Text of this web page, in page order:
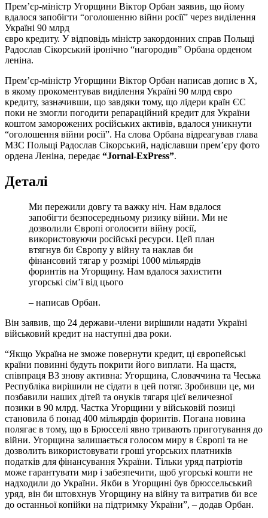
Прем’єр-міністр Угорщини Віктор Орбан заявив, що йому
вдалося запобігти “оголошенню війни росії” через виділення
Україні 90 млрд
євро кредиту. У відповідь міністр закордонних справ Польщі
Радослав Сікорський іронічно “нагородив” Орбана орденом
леніна.
Прем’єр-міністр Угорщини Віктор Орбан написав допис в Х,
в якому прокоментував виділення Україні 90 млрд євро
кредиту, зазначивши, що завдяки тому, що лідери країн ЄС
поки не змогли погодити репараційний кредит для України
коштом заморожених російських активів, вдалося уникнути
“оголошення війни росії”. На слова Орбана відреагував глава
МЗС Польщі Радослав Сікорський, надіславши прем’єру фото
ордена Леніна, передає “Jornal-ExPress”.
Деталі
Ми пережили довгу та важку ніч. Нам вдалося
запобігти безпосередньому ризику війни. Ми не
дозволили Європі оголосити війну росії,
використовуючи російські ресурси. Цей план
втягнув би Європу у війну та наклав би
фінансовий тягар у розмірі 1000 мільярдів
форинтів на Угорщину. Нам вдалося захистити
угорські сім’ї від цього
– написав Орбан.
Він заявив, що 24 держави-члени вирішили надати Україні
військовий кредит на наступні два роки.
“Якщо Україна не зможе повернути кредит, ці європейські
країни повинні будуть покрити його виплати. На щастя,
співпраця В3 знову активна: Угорщина, Словаччина та Чеська
Республіка вирішили не сідати в цей потяг. Зробивши це, ми
позбавили наших дітей та онуків тягаря цієї величезної
позики в 90 млрд. Частка Угорщини у військовій позиці
становила б понад 400 мільярдів форинтів. Погана новина
полягає в тому, що в Брюсселі явно тривають приготування до
війни. Угорщина залишається голосом миру в Європі та не
дозволить використовувати гроші угорських платників
податків для фінансування України. Тільки уряд патріотів
може гарантувати мир і забезпечити, щоб угорські кошти не
надходили до України. Якби в Угорщині був брюссельський
уряд, він би штовхнув Угорщину на війну та витратив би все
до останньої копійки на підтримку України”, – додав Орбан.